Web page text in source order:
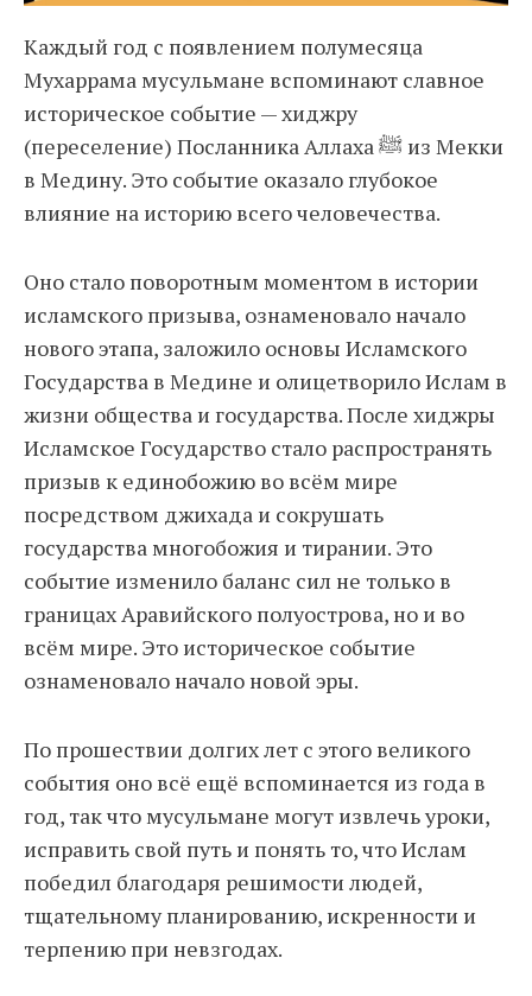
Каждый год с появлением полумесяца
Мухаррама мусульмане вспоминают славное
историческое событие — хиджру
(переселение) Посланника Аллаха ﷺ из Мекки
в Медину. Это событие оказало глубокое
влияние на историю всего человечества.
Оно стало поворотным моментом в истории
исламского призыва, ознаменовало начало
нового этапа, заложило основы Исламского
Государства в Медине и олицетворило Ислам в
жизни общества и государства. После хиджры
Исламское Государство стало распространять
призыв к единобожию во всём мире
посредством джихада и сокрушать
государства многобожия и тирании. Это
событие изменило баланс сил не только в
границах Аравийского полуострова, но и во
всём мире. Это историческое событие
ознаменовало начало новой эры.
По прошествии долгих лет с этого великого
события оно всё ещё вспоминается из года в
год, так что мусульмане могут извлечь уроки,
исправить свой путь и понять то, что Ислам
победил благодаря решимости людей,
тщательному планированию, искренности и
терпению при невзгодах.